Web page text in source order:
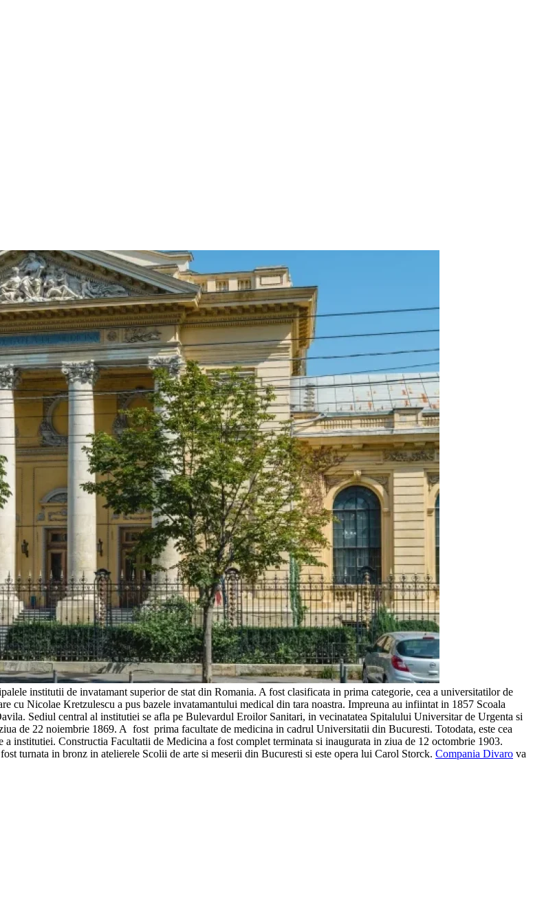
institutii de invatamant superior de stat din Romania. A fost clasificata in prima categorie, cea a universitatilor de
cu Nicolae Kretzulescu a pus bazele invatamantului medical din tara noastra. Impreuna au infiintat in 1857 Scoala
Sediul central al institutiei se afla pe Bulevardul Eroilor Sanitari, in vecinatatea Spitalului Universitar de Urgenta si
de 22 noiembrie 1869. A fost prima facultate de medicina in cadrul Universitatii din Bucuresti. Totodata, este cea
institutiei. Constructia Facultatii de Medicina a fost complet terminata si inaugurata in ziua de 12 octombrie 1903.
turnata in bronz in atelierele Scolii de arte si meserii din Bucuresti si este opera lui Carol Storck. Compania Divaro va